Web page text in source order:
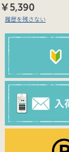
￥5,390
履歴を残さない